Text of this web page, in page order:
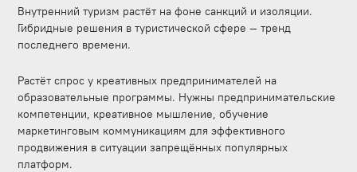
Внутренний туризм растёт на фоне санкций и изоляции.
Гибридные решения в туристической сфере — тренд
последнего времени.
Растёт спрос у креативных предпринимателей на
образовательные программы. Нужны предпринимательские
компетенции, креативное мышление, обучение
маркетинговым коммуникациям для эффективного
продвижения в ситуации запрещённых популярных
платформ.